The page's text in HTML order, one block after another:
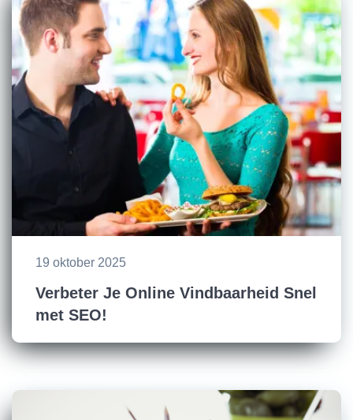
19 oktober 2025
Verbeter Je Online Vindbaarheid Snel
met SEO!